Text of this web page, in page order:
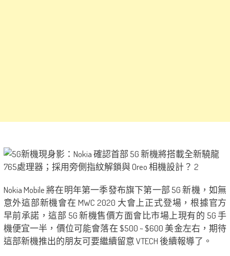
Nokia Mobile 將在明年第一季發布旗下第一部 5G 新機，如無
意外這部新機會在 MWC 2020 大會上正式登場，根據官方
早前承諾，這部 5G 新機售價方面會比市場上現有的 5G 手
機便宜一半，價位可能會落在 $500 ~ $600 美金左右，期待
這部新機推出的朋友可要繼續留意 VTECH 後續報導了。